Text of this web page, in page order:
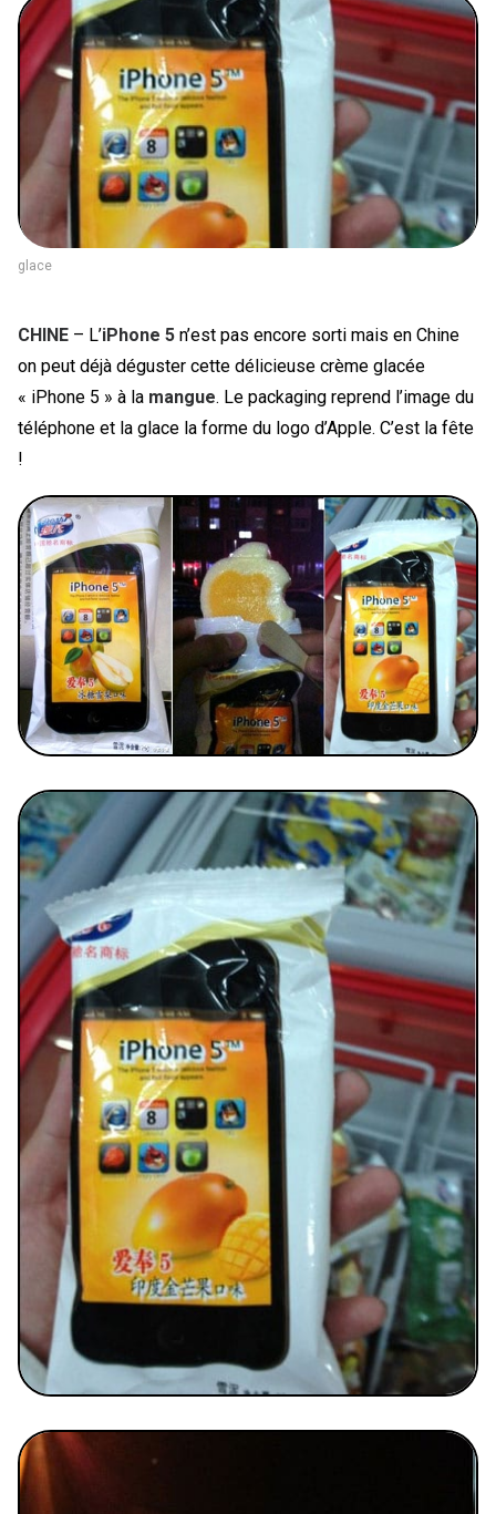
PEOPLE
FOOD
BONS PLANS
SOUTENEZ KULTT
glace
CHINE – L’iPhone 5 n’est pas encore sorti mais en Chine
on peut déjà déguster cette délicieuse crème glacée
« iPhone 5 » à la mangue. Le packaging reprend l’image du
téléphone et la glace la forme du logo d’Apple. C’est la fête
!